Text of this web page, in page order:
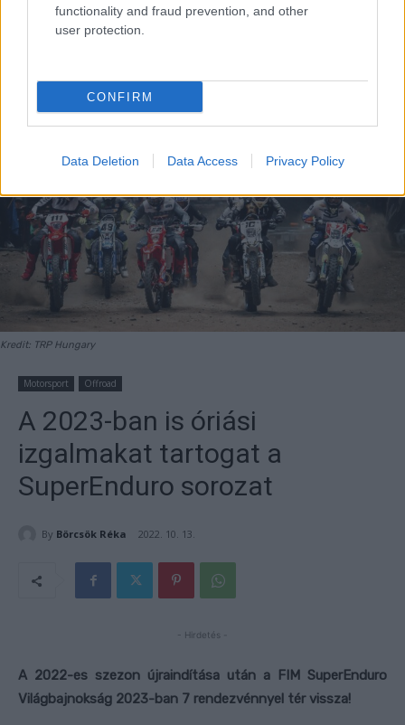
functionality and fraud prevention, and other
user protection.
CONFIRM
Data Deletion Data Access Privacy Policy